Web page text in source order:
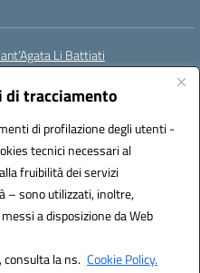
tracciamento
di profilazione degli utenti -
tecnici necessari al
fruibilità dei servizi
– sono utilizzati, inoltre,
a disposizione da Web
consulta la ns. Cookie Policy.
Li Battiati
ctic8bl002@istruzione.it
(IPA): 7UKG69R2
3D Solution S.r.l.